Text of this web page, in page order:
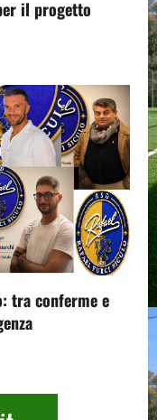
il progetto
tra conferme e